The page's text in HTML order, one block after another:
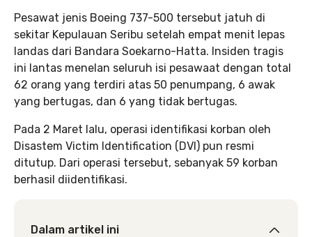
Pesawat jenis Boeing 737-500 tersebut jatuh di
sekitar Kepulauan Seribu setelah empat menit lepas
landas dari Bandara Soekarno-Hatta. Insiden tragis
ini lantas menelan seluruh isi pesawaat dengan total
62 orang yang terdiri atas 50 penumpang, 6 awak
yang bertugas, dan 6 yang tidak bertugas.
Pada 2 Maret lalu, operasi identifikasi korban oleh
Disastem Victim Identification (DVI) pun resmi
ditutup. Dari operasi tersebut, sebanyak 59 korban
berhasil diidentifikasi.
Dalam artikel ini